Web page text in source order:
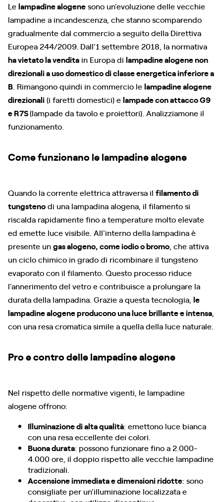
Lelampadine alogenesono un’evoluzione delle vecchie
lampadine a incandescenza, che stanno scomparendo
gradualmente dal commercio a seguito della Direttiva
Europea 244/2009. Dall’1 settembre 2018, la normativa
ha vietato la vendita in Europa di lampadine alogene non
direzionali a uso domestico di classe energetica inferiore a
B . Rimangono quindi in commercio lelampadine alogene
direzionali(i faretti domestici) elampade con attacco G9
e R7S(lampade da tavolo e proiettori). Analizziamone il
funzionamento.
Come funzionano le lampadine alogene
Quando la corrente elettrica attraversa il filamento di
tungstenodi una lampadina alogena, il filamento si
riscalda rapidamente fino a temperature molto elevate
ed emette luce visibile. All'interno della lampadina è
presente ungas alogeno, come iodio o bromo , che attiva
un ciclo chimico in grado di ricombinare il tungsteno
evaporato con il filamento. Questo processo riduce
l’annerimento del vetro e contribuisce a prolungare la
durata della lampadina. Grazie a questa tecnologia, le
lampadine alogene producono una luce brillante e intensa
con una resa cromatica simile a quella della luce naturale.
Pro e contro delle lampadine alogene
Nel rispetto delle normative vigenti, le lampadine
alogene offrono:
Illuminazione di alta qualità: emettono luce bianca
con una resa eccellente dei colori.
Buona durata: possono funzionare fino a 2.000-
4.000 ore, il doppio rispetto alle vecchie lampadine
tradizionali.
Accensione immediata e dimensioni ridotte: sono
consigliate per un’illuminazione localizzata e